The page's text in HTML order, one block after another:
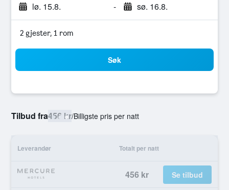
lø. 15.8. - sø. 16.8.
2 gjester, 1 rom
Søk
Tilbud fra456 kr/Billigste pris per natt
Leverandør Totalt per natt
456 kr Se tilbud